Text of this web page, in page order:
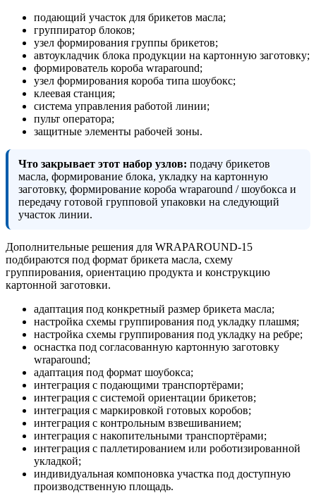
подающий участок для брикетов масла;
группиратор блоков;
узел формирования группы брикетов;
автоукладчик блока продукции на картонную заготовку;
формирователь короба wraparound;
узел формирования короба типа шоубокс;
клеевая станция;
система управления работой линии;
пульт оператора;
защитные элементы рабочей зоны.
Что закрывает этот набор узлов: подачу брикетов
масла, формирование блока, укладку на картонную
заготовку, формирование короба wraparound / шоубокса и
передачу готовой групповой упаковки на следующий
участок линии.
Дополнительные решения для WRAPAROUND-15
подбираются под формат брикета масла, схему
группирования, ориентацию продукта и конструкцию
картонной заготовки.
адаптация под конкретный размер брикета масла;
настройка схемы группирования под укладку плашмя;
настройка схемы группирования под укладку на ребре;
оснастка под согласованную картонную заготовку
wraparound;
адаптация под формат шоубокса;
интеграция с подающими транспортёрами;
интеграция с системой ориентации брикетов;
интеграция с маркировкой готовых коробов;
интеграция с контрольным взвешиванием;
интеграция с накопительными транспортёрами;
интеграция с паллетированием или роботизированной
укладкой;
индивидуальная компоновка участка под доступную
производственную площадь.